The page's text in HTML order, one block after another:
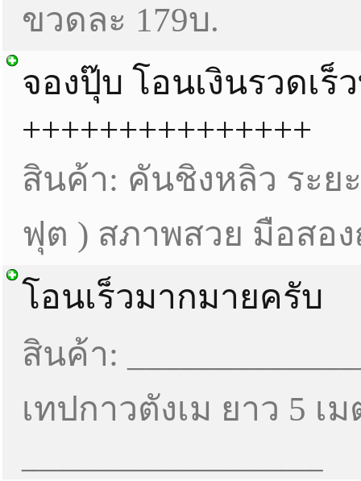
ขวดละ 179บ.
จองปุ๊บ โอนเงินรวดเ
+++++++++++++++
สินค้า: คันชิงหลิว ระยะ
ฟุต ) สภาพสวย มือสอ
โอนเร็วมากมายครับ
สินค้า:
เทปกาวตังเม ยาว 5 เ